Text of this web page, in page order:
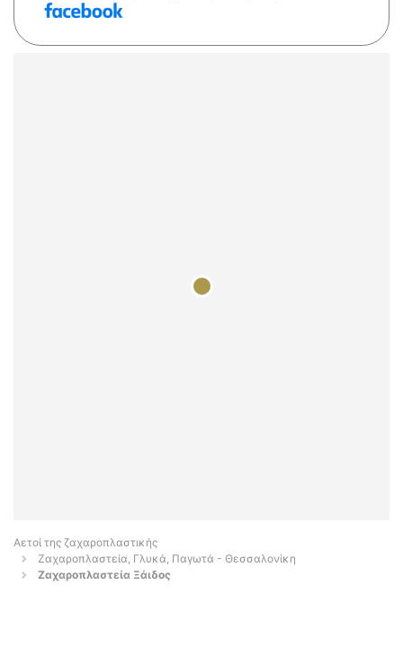
Αετοί της ζαχαροπλαστικής
Ζαχαροπλαστεία, Γλυκά, Παγωτά - Θεσσαλονίκη
Ζαχαροπλαστεία Ξάιδος